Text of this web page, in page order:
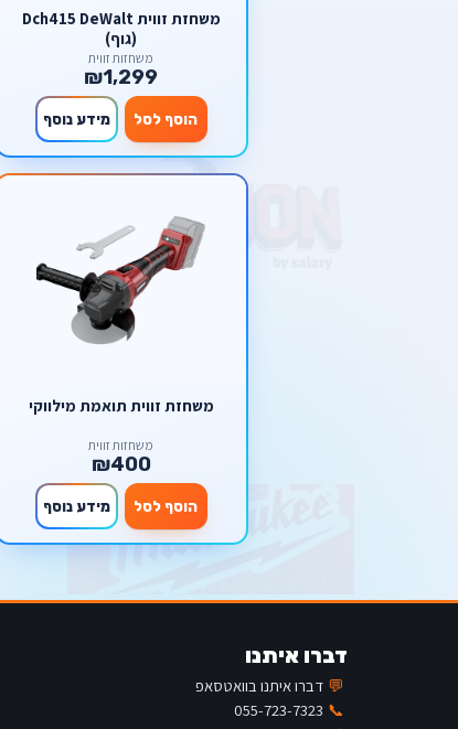
משחזת זווית Dch415 DeWalt
(גוף)
משחזות זווית
₪1,299
הוסף לסל מידע נוסף
משחזת זווית תואמת מילווקי
משחזות זווית
₪400
הוסף לסל מידע נוסף
דברו איתנו
💬 דברו איתנו בוואטסאפ
📞
055-723-7323